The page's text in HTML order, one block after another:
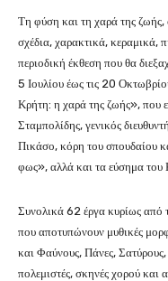
Τη φύση και τη χαρά της
σχέδια, χαρακτικά, κεραμικά,
περιοδική έκθεση που θα
5 Ιουλίου έως τις 20
Κρήτη: η χαρά της ζωής», που
Σταμπολίδης, γενικός
Πικάσο, κόρη του σπουδαίου
φως», αλλά και τα εύσημα του
Συνολικά 62 έργα κυρίως
που αποτυπώνουν μυθικές
και Φαύνους, Πάνες,
πολεμιστές, σκηνές χορού